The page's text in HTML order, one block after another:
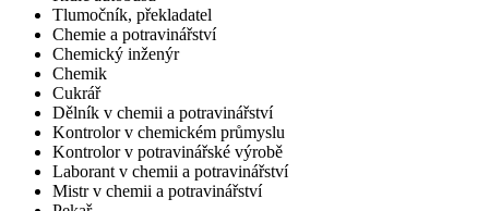
Tlumočník, překladatel
Chemie a potravinářství
Chemický inženýr
Chemik
Cukrář
Dělník v chemii a potravinářství
Kontrolor v chemickém průmyslu
Kontrolor v potravinářské výrobě
Laborant v chemii a potravinářství
Mistr v chemii a potravinářství